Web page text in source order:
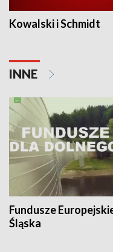
Kowalski i Schmidt
INNE
Fundusze
Śląska